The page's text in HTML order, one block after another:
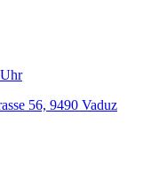
56, 9490 Vaduz